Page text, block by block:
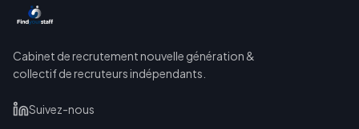
Cabinet de recrutement nouvelle génération &
collectif de recruteurs indépendants.
Suivez-nous